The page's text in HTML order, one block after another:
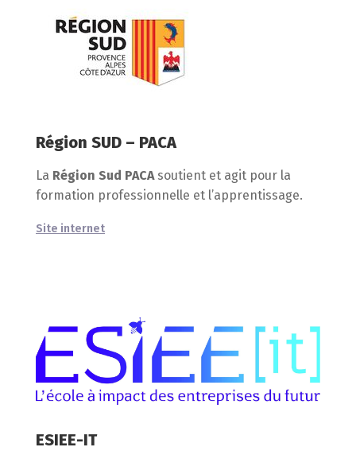
Région SUD – PACA
La Région Sud PACAsoutient et agit pour la
formation professionnelle et l’apprentissage.
Site internet
ESIEE-IT